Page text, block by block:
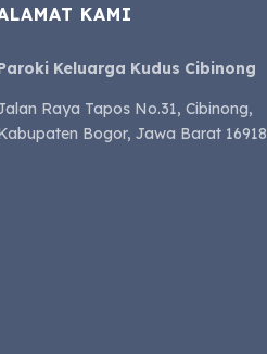
KAMI
Keluarga Kudus Cibinong
Raya Tapos No.31, Cibinong,
Bogor, Jawa Barat 16918